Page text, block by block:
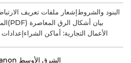
البنود والشروطإشعار ملفات تعريف
بيان أشكال الرق المعاصرة (PDF)
الأعمال التجارية: أماكن الشراء
الشرق الأوسط Canon